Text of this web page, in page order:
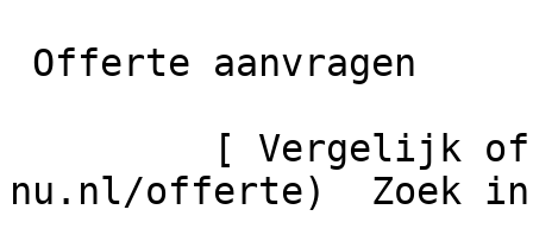
nu.nl/offerte)  Zoek